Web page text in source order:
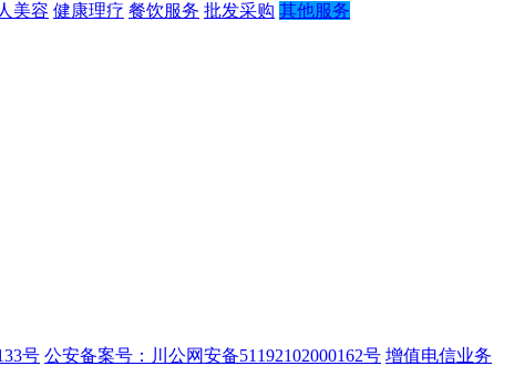
美容 健康理疗 餐饮服务 批发采购 其他服务
号 公安备案号：川公网安备51192102000162号 增值电信业务